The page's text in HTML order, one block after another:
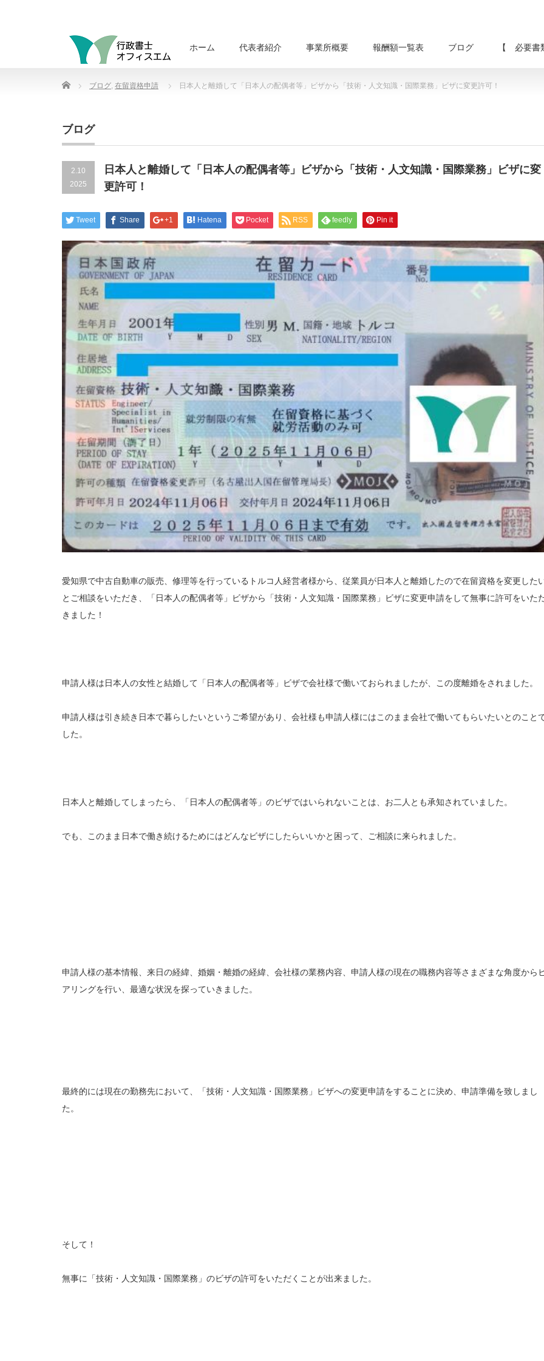
ホーム 代表者紹介 事業所概要 報酬額一覧表 ブログ 【 必要書
Home ブログ, 在留資格申請 日本人と離婚して「日本人の配偶者等」ビザから「技術・人文知識・国際業務」ビザに変更許可！
ブログ
2.10
2025
日本人と離婚して「日本人の配偶者等」ビザから「技術・人文知識・国際業務」ビザに変
更許可！
Tweet Share +1 Hatena Pocket RSS feedly Pin it
愛知県で中古自動車の販売、修理等を行っているトルコ人経営者様から、従業員が日本人と離婚したので在留資格を変更した
とご相談をいただき、「日本人の配偶者等」ビザから「技術・人文知識・国際業務」ビザに変更申請をして無事に許可をいた
きました！
申請人様は日本人の女性と結婚して「日本人の配偶者等」ビザで会社様で働いておられましたが、この度離婚をされました。
申請人様は引き続き日本で暮らしたいというご希望があり、会社様も申請人様にはこのまま会社で働いてもらいたいとのこと
した。
日本人と離婚してしまったら、「日本人の配偶者等」のビザではいられないことは、お二人とも承知されていました。
でも、このまま日本で働き続けるためにはどんなビザにしたらいいかと困って、ご相談に来られました。
申請人様の基本情報、来日の経緯、婚姻・離婚の経緯、会社様の業務内容、申請人様の現在の職務内容等さまざまな角度からヒ
アリングを行い、最適な状況を探っていきました。
最終的には現在の勤務先において、「技術・人文知識・国際業務」ビザへの変更申請をすることに決め、申請準備を致しまし
た。
そして！
無事に「技術・人文知識・国際業務」のビザの許可をいただくことが出来ました。